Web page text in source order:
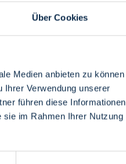
Über Cookies
Medien anbieten zu können
Ihrer Verwendung unserer
führen diese Informationen
sie im Rahmen Ihrer Nutzung